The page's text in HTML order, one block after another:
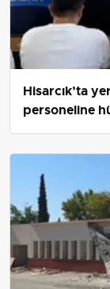
Hisarcık’ta
personeline